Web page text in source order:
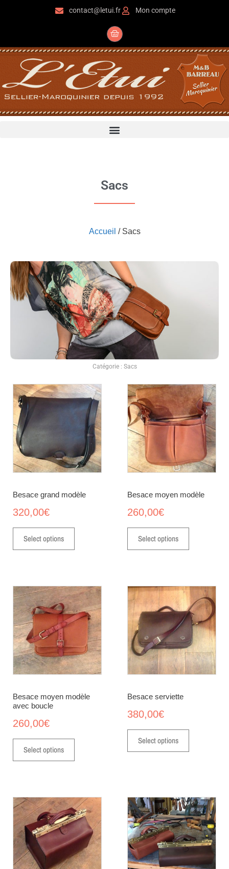
contact@letui.fr Mon compte
Sacs
Accueil / Sacs
Catégorie : Sacs
Besace grand modèle
320,00€
Select options
Besace moyen modèle
260,00€
Select options
Besace moyen modèle
avec boucle
260,00€
Select options
Besace serviette
380,00€
Select options